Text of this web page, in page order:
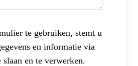
te gebruiken, stemt u
en informatie via
slaan en te verwerken.